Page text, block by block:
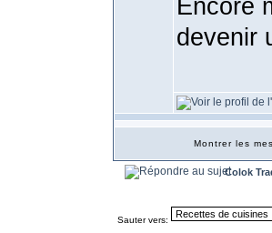
Encore
devenir
Montrer les
Colok
Sauter vers: